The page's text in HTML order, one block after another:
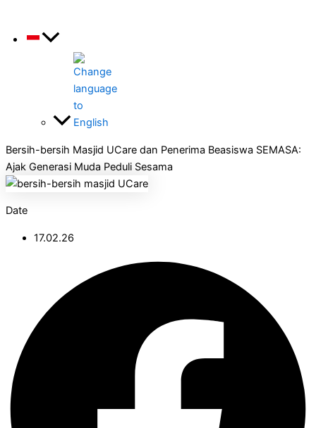
Bersih-bersih Masjid UCare dan Penerima Beasiswa SEMASA:
Ajak Generasi Muda Peduli Sesama
Date
17.02.26